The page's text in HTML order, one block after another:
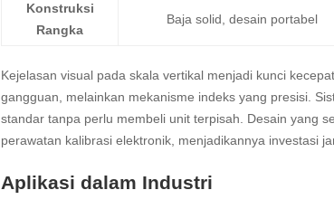
Konstruksi
Rangka
Baja solid, desain portabel
Kejelasan visual pada skala vertikal menjadi kunci
gangguan, melainkan mekanisme indeks yang presisi.
standar tanpa perlu membeli unit terpisah. Desain yang
perawatan kalibrasi elektronik, menjadikannya investasi
Aplikasi dalam Industri